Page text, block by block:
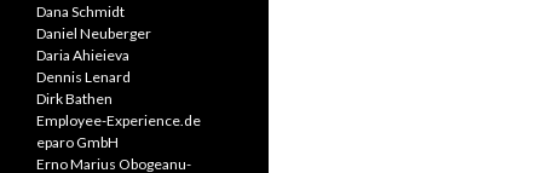
Dana Schmidt
Daniel Neuberger
Daria Ahieieva
Dennis Lenard
Dirk Bathen
Employee-Experience.de
eparo GmbH
Erno Marius Obogeanu-